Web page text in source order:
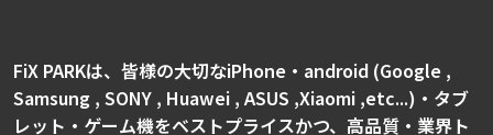
FiX PARKは、皆様の大切なiPhone・android (Google ,
Samsung , SONY , Huawei , ASUS ,Xiaomi ,etc...)・タブ
レット・ゲーム機をベストプライスかつ、高品質・業界ト